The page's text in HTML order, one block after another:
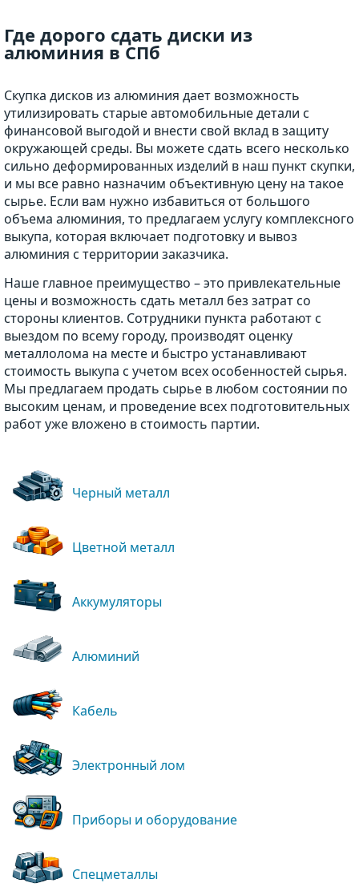
Где дорого сдать диски из
алюминия в СПб
Скупка дисков из алюминия дает возможность
утилизировать старые автомобильные детали с
финансовой выгодой и внести свой вклад в защиту
окружающей среды. Вы можете сдать всего несколько
сильно деформированных изделий в наш пункт скупки,
и мы все равно назначим объективную цену на такое
сырье. Если вам нужно избавиться от большого
объема алюминия, то предлагаем услугу комплексного
выкупа, которая включает подготовку и вывоз
алюминия с территории заказчика.
Наше главное преимущество – это привлекательные
цены и возможность сдать металл без затрат со
стороны клиентов. Сотрудники пункта работают с
выездом по всему городу, производят оценку
металлолома на месте и быстро устанавливают
стоимость выкупа с учетом всех особенностей сырья.
Мы предлагаем продать сырье в любом состоянии по
высоким ценам, и проведение всех подготовительных
работ уже вложено в стоимость партии.
Черный металл
Цветной металл
Аккумуляторы
Алюминий
Кабель
Электронный лом
Приборы и оборудование
Спецметаллы